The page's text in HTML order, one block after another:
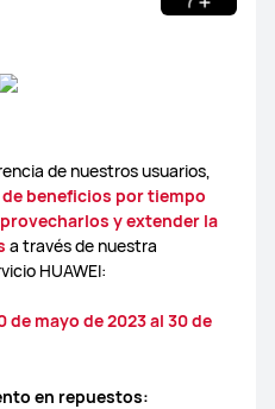
de nuestros usuarios,
de beneficios por tiempo
y extender la
a través de nuestra
HUAWEI:
de mayo de 2023 al 30 de
en repuestos: